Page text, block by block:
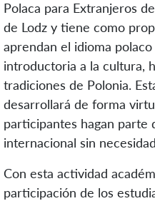
Polaca para Extranjeros
de Lodz y tiene como
aprendan el idioma
introductoria a la cultura,
tradiciones de Polonia.
desarrollará de forma
participantes hagan parte
internacional sin
Con esta actividad
participación de los